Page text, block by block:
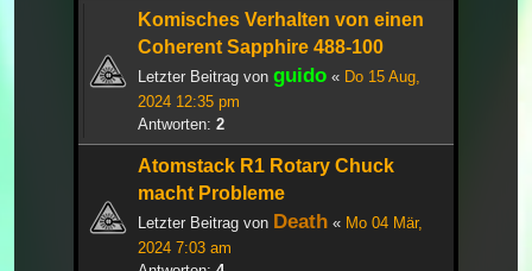
Komisches Verhalten von einen
Coherent Sapphire 488-100
Letzter Beitrag von guido « Do 15 Aug,
2024 12:35 pm
Antworten: 2
Atomstack R1 Rotary Chuck
macht Probleme
Letzter Beitrag von Death « Mo 04 Mär,
2024 7:03 am